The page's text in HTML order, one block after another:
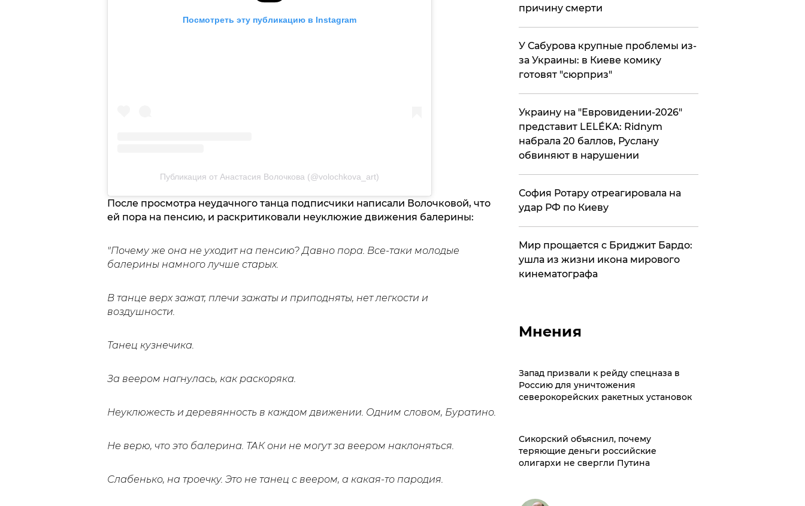
Посмотреть эту публикацию в Instagram
Публикация от Анастасия Волочкова (@volochkova_art)
После просмотра неудачного танца подписчики написали Волочковой, что
ей пора на пенсию, и раскритиковали неуклюжие движения балерины:
"Почему же она не уходит на пенсию? Давно пора. Все-таки молодые
балерины намного лучше старых.
В танце верх зажат, плечи зажаты и приподняты, нет легкости и
воздушности.
Танец кузнечика.
За веером нагнулась, как раскоряка.
Неуклюжесть и деревянность в каждом движении. Одним словом, Буратино.
Не верю, что это балерина. ТАК они не могут за веером наклоняться.
Слабенько, на троечку. Это не танец с веером, а какая-то пародия.
причину смерти
У Сабурова крупные проблемы из-
за Украины: в Киеве комику
готовят "сюрприз"
Украину на "Евровидении-2026"
представит LELÉKA: Ridnym
набрала 20 баллов, Руслану
обвиняют в нарушении
София Ротару отреагировала на
удар РФ по Киеву
Мир прощается с Бриджит Бардо:
ушла из жизни икона мирового
кинематографа
Мнения
Запад призвали к рейду спецназа в
Россию для уничтожения
северокорейских ракетных установок
Сикорский объяснил, почему
теряющие деньги российские
олигархи не свергли Путина